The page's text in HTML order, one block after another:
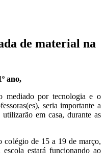
de material na
ano,
mediado por tecnologia e o
seria importante a
em casa, durante as
colégio de 15 a 19 de março,
estará funcionando ao